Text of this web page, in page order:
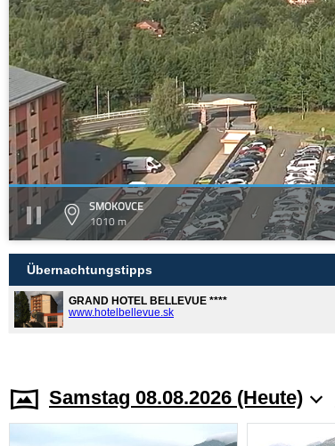
SMOKOVCE
1010 m
Übernachtungstipps
GRAND HOTEL BELLEVUE ****
www.hotelbellevue.sk
Samstag 08.08.2026 (Heute)